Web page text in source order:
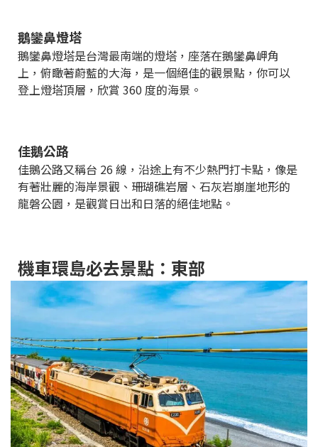
鵝鑾鼻燈塔
鵝鑾鼻燈塔是台灣最南端的燈塔，座落在鵝鑾鼻岬角
上，俯瞰著蔚藍的大海，是一個絕佳的觀景點，你可以
登上燈塔頂層，欣賞 360 度的海景。
佳鵝公路
佳鵝公路又稱台 26 線，沿途上有不少熱門打卡點，像是
有著壯麗的海岸景觀、珊瑚礁岩層、石灰岩崩崖地形的
龍磐公園，是觀賞日出和日落的絕佳地點。
機車環島必去景點：東部